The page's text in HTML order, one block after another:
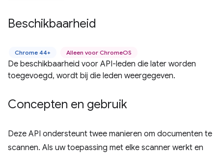
Beschikbaarheid
Chrome 44+ Alleen voor ChromeOS
De beschikbaarheid voor API-leden die later worden
toegevoegd, wordt bij die leden weergegeven.
Concepten en gebruik
Deze API ondersteunt twee manieren om documenten te
scannen. Als uw toepassing met elke scanner werkt en